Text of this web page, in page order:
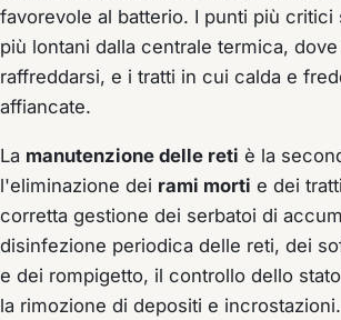
favorevole al batterio. I punti più critici
più lontani dalla centrale termica,
raffreddarsi, e i tratti in cui calda e
affiancate.
La manutenzione delle reti è la
l'eliminazione dei rami morti e dei
corretta gestione dei serbatoi di
disinfezione periodica delle reti, dei
e dei rompigetto, il controllo dello
la rimozione di depositi e